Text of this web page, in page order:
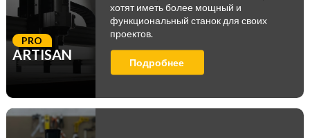
ARTISAN
PRO
хотят иметь более мощный и
функциональный станок для своих
проектов.
Подробнее